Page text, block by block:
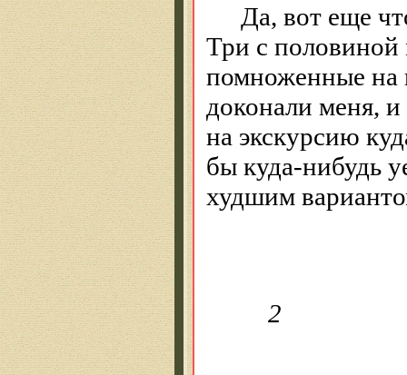
Да, вот еще
Три с половиной
помноженные на
доконали меня, и
на экскурсию
бы куда-нибудь
худшим
2